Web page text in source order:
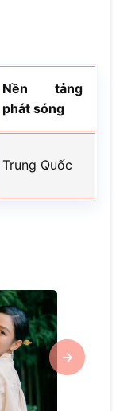
Nền tảng
phát sóng
Trung Quốc